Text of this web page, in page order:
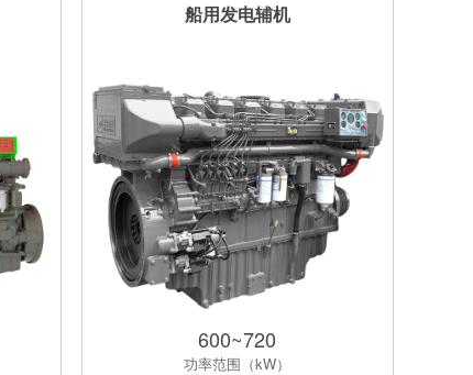
船用发电辅机
600~720
功率范围（kW）